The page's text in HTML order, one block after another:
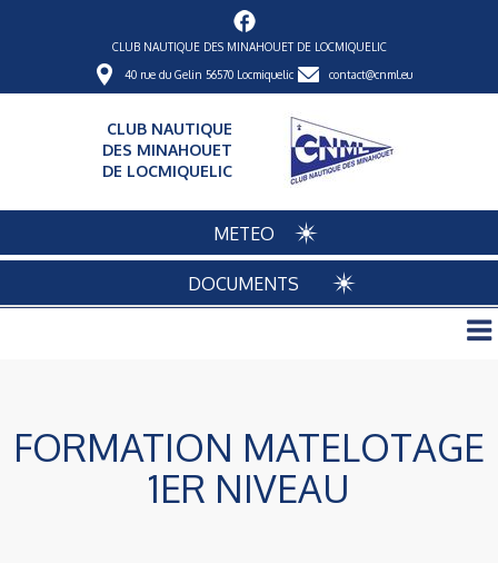
CLUB NAUTIQUE DES MINAHOUET DE LOCMIQUELIC
40 rue du Gelin 56570 Locmiquelic contact@cnml.eu
CLUB NAUTIQUE
DES MINAHOUET
DE LOCMIQUELIC
METEO
DOCUMENTS
FORMATION MATELOTAGE
1ER NIVEAU